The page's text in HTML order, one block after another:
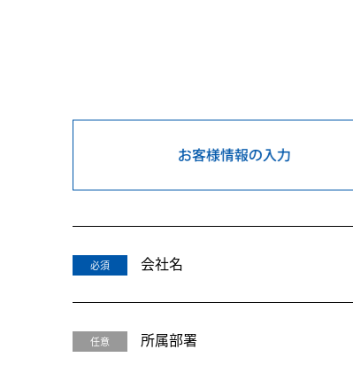
必須 会社名
任意 所属部署